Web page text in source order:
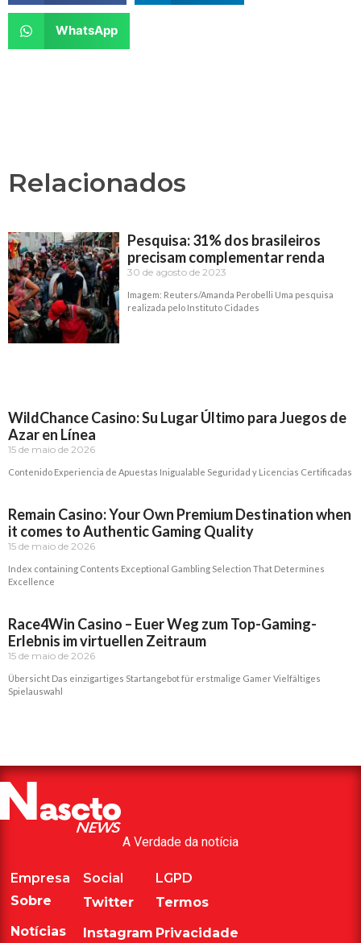
WhatsApp
Relacionados
Pesquisa: 31% dos brasileiros
precisam complementar renda
30 de agosto de 2023
Imagem: Reuters/Amanda Perobelli Uma pesquisa
realizada pelo Instituto Cidades
WildChance Casino: Su Lugar Último para Juegos de
Azar en Línea
15 de maio de 2026
Contenido Experiencia de Apuestas Inigualable Seguridad y Licencias Certificadas
Remain Casino: Your Own Premium Destination when
it comes to Authentic Gaming Quality
15 de maio de 2026
Index containing Contents Exceptional Gambling Selection That Determines
Excellence
Race4Win Casino – Euer Weg zum Top-Gaming-
Erlebnis im virtuellen Zeitraum
15 de maio de 2026
Übersicht Das einzigartiges Startangebot für erstmalige Gamer Vielfältiges
Spielauswahl
A Verdade da notícia
Empresa
Sobre
Notícias
Social
Twitter
Instagram
LGPD
Termos
Privacidade